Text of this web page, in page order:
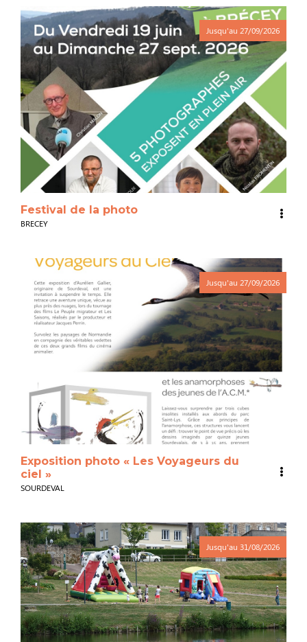
Jusqu'au 27/09/2026
Festival de la photo
BRECEY
Jusqu'au 27/09/2026
Exposition photo « Les Voyageurs du
ciel »
SOURDEVAL
Jusqu'au 31/08/2026